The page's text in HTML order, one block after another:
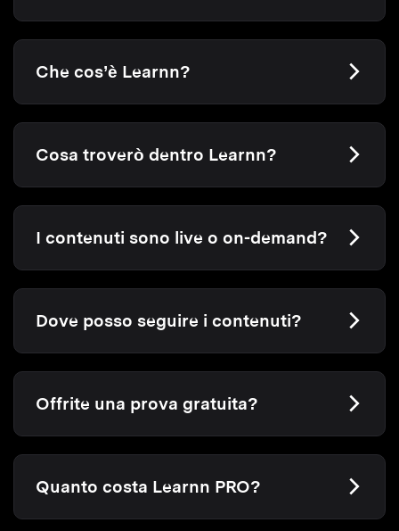
Che cos’è Learnn?
Cosa troverò dentro Learnn?
I contenuti sono live o on-demand?
Dove posso seguire i contenuti?
Offrite una prova gratuita?
Quanto costa Learnn PRO?